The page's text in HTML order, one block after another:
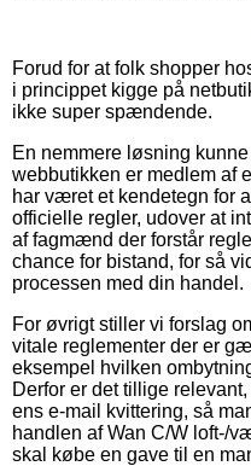
Forud for at folk shopper
i princippet kigge på
ikke super spændende.
En nemmere løsning
webbutikken er medlem af
har været et kendetegn for
officielle regler, udover at
af fagmænd der forstår
chance for bistand, for så
processen med din handel.
For øvrigt stiller vi forslag
vitale reglementer der er
eksempel hvilken
Derfor er det tillige
ens e-mail kvittering, så
handlen af Wan C/W loft-/
skal købe en gave til en